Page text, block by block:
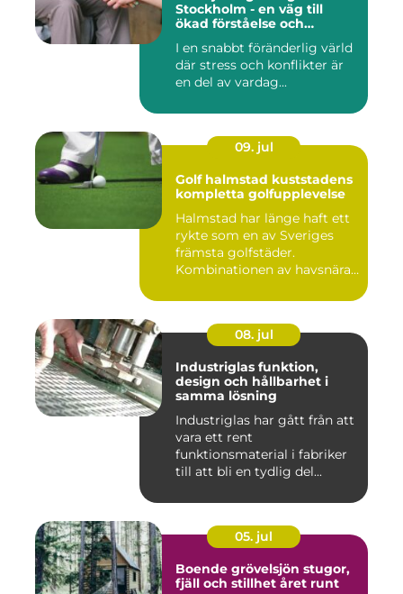
Stockholm - en väg till
ökad förståelse och
I en snabbt föränderlig värld
där stress och konflikter är
en del av vardag...
09. jul
Golf halmstad kuststadens
kompletta golfupplevelse
Halmstad har länge haft ett
rykte som en av Sveriges
främsta golfstäder.
Kombinationen av havsnära
08. jul
Industriglas funktion,
design och hållbarhet i
samma lösning
Industriglas har gått från att
vara ett rent
funktionsmaterial i fabriker
till att bli en tydlig del...
05. jul
Boende grövelsjön stugor,
fjäll och stillhet året runt